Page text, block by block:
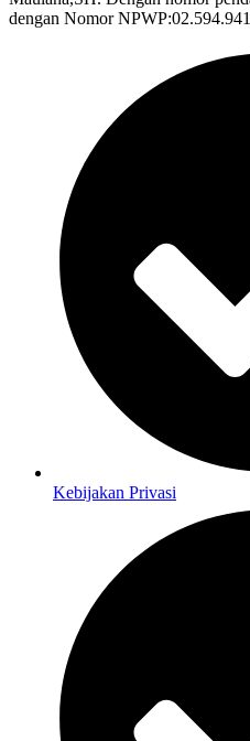
dengan Nomor
Kebijakan Privasi